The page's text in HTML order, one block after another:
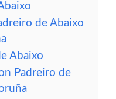
de Abaixo
Abaixo
Padreiro de